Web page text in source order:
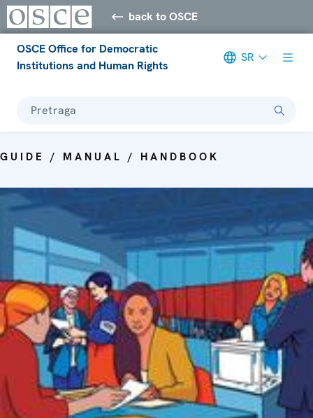
back to OSCE
OSCE Office for Democratic
Institutions and Human Rights
SR
Pretraga
GUIDE / MANUAL / HANDBOOK